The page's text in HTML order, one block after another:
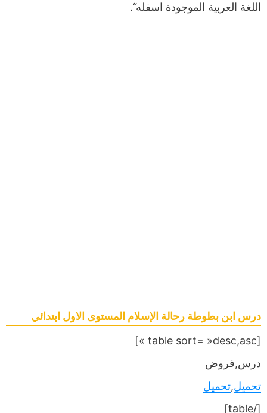
اللغة العربية الموجودة اسفله“.
درس ابن بطوطة رحالة الإسلام المستوى الاول ابتدائي
[table sort= »desc,asc »]
درس,فروض
تحميل,تحميل
[/table]